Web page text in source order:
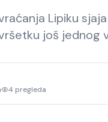
Lipiku
još jednog
4 pregleda